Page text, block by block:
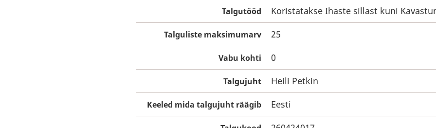
Talgutööd Koristatakse Ihaste sillast kuni
Talguliste maksimumarv 25
Vabu kohti 0
Talgujuht Heili Petkin
Keeled mida talgujuht räägib Eesti